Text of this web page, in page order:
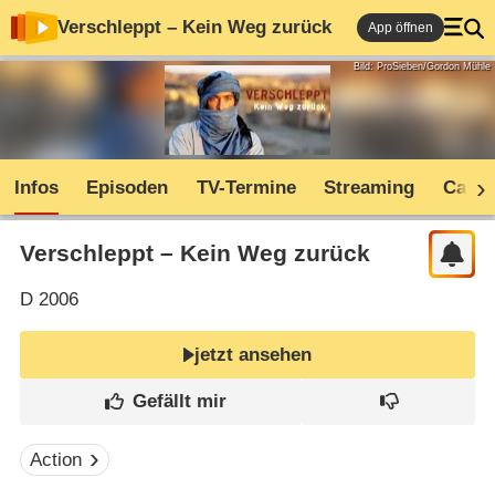
Verschleppt – Kein Weg zurück App öffnen
Bild: ProSieben/Gordon Mühle
Infos Episoden TV-Termine Streaming Cast
Verschleppt – Kein Weg zurück
D2006
jetzt ansehen
Action